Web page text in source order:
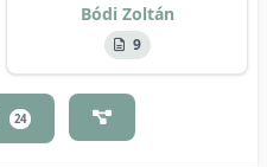
Bódi Zoltán
9
24